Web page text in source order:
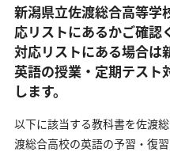
新潟県立佐渡総合高等学
応リストにあるかご確認
対応リストにある場合は
英語の授業・定期テスト
します。
以下に該当する教科書を佐渡
渡総合高校の英語の予習・復